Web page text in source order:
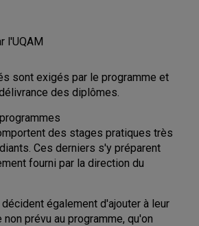
l'UQAM
sont exigés par le programme et
des diplômes.
des stages pratiques très
Ces derniers s'y préparent
fourni par la direction du
également d'ajouter à leur
prévu au programme, qu'on